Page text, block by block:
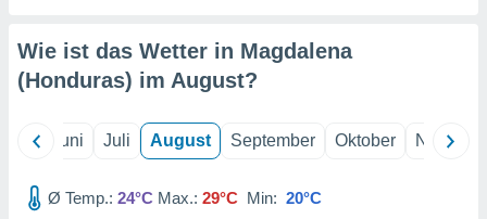
zur
von
Wie ist das Wetter in Magdalena
(Honduras) im August?
Juni Juli August September Oktober
Ø Temp.: 24°C Max.: 29°C Min: 20°C